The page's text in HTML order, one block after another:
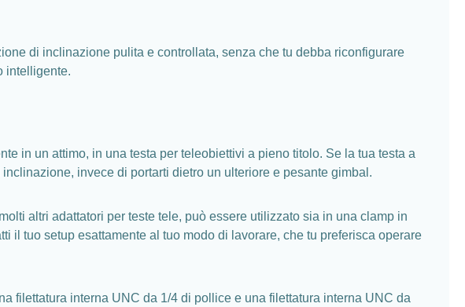
di inclinazione pulita e controllata, senza che tu debba riconfigurare
intelligente.
in un attimo, in una testa per teleobiettivi a pieno titolo. Se la tua testa a
invece di portarti dietro un ulteriore e pesante gimbal.
altri adattatori per teste tele, può essere utilizzato sia in una clamp in
il tuo setup esattamente al tuo modo di lavorare, che tu preferisca operare
filettatura interna UNC da 1/4 di pollice e una filettatura interna UNC da